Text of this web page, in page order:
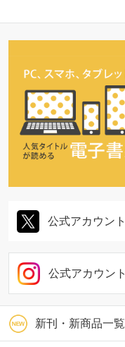
新刊・新商品一覧
公式アカウント
公式アカウント